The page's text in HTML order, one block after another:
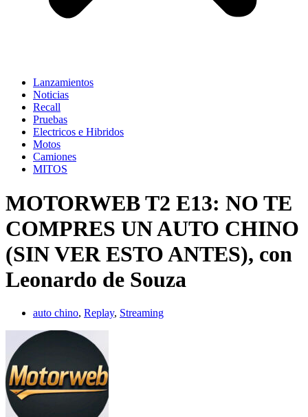
Lanzamientos
Noticias
Recall
Pruebas
Electricos e Hibridos
Motos
Camiones
MITOS
MOTORWEB T2 E13: NO TE
COMPRES UN AUTO CHINO
(SIN VER ESTO ANTES), con
Leonardo de Souza
auto chino, Replay, Streaming